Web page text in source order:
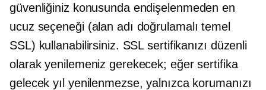
güvenliğiniz konusunda endişelenmeden en
ucuz seçeneği (alan adı doğrulamalı temel
SSL) kullanabilirsiniz. SSL sertifikanızı düzenli
olarak yenilemeniz gerekecek; eğer sertifika
gelecek yıl yenilenmezse, yalnızca korumanızı